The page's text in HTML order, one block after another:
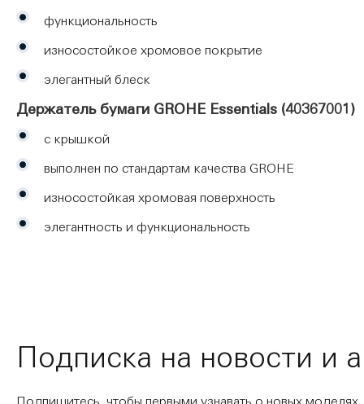
функциональность
износостойкое хромовое покрытие
элегантный блеск
Держатель бумаги GROHE Essentials (40367001)
с крышкой
выполнен по стандартам качества GROHE
износостойкая хромовая поверхность
элегантность и функциональность
Подписка на новости и
Подпишитесь, чтобы первыми узнавать о новых